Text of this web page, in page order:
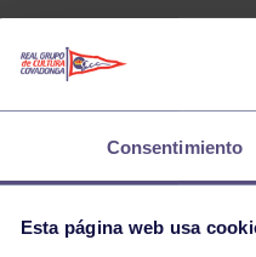
Consentimiento
Esta página web usa
TIRO CON ARCO